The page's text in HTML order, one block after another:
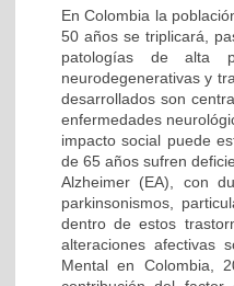
En Colombia la
50 años se triplicará,
patologías de alta
neurodegenerativas y
desarrollados son
enfermedades
impacto social puede
de 65 años sufren
Alzheimer (EA), con
parkinsonismos,
dentro de estos
alteraciones afectivas
Mental en Colombia,